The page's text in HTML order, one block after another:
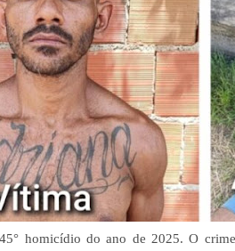
homicídio do ano de 2025. O